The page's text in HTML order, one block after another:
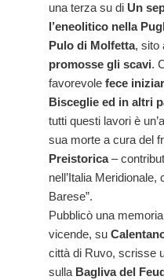
una terza su di Un
l’eneolitico nella
Pulo di Molfetta, sito
promosse gli scavi.
favorevolefece
Bisceglie ed in altri
tutti questi lavori è
sua morte a cura del
Preistorica–
nell’Italia
Barese”.
Pubblicò una
vicende, su
città di Ruvo, scrisse
sulla Bagliva del